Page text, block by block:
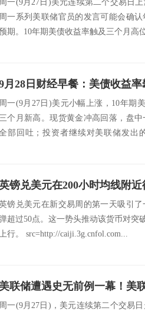
周一(9月27日)美元连续第二个交易日
周一系列美联储官员的发言可能会确
期。10年期美债收益率触及三个月高
周一(9月27日)美元小幅上涨，10年期
个月新高。现货黄金冲高回落，盘
部回吐；投资者继续对美联储发出
镑兑美元在新交易周的第一天吸引
超过50点。这一势头推动该货币对突
行。 src=http://caiji.3g.cnfol.com...
周一(9月27日)，美元连续第二个交易